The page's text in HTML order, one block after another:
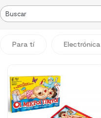
Para tí Electrónica